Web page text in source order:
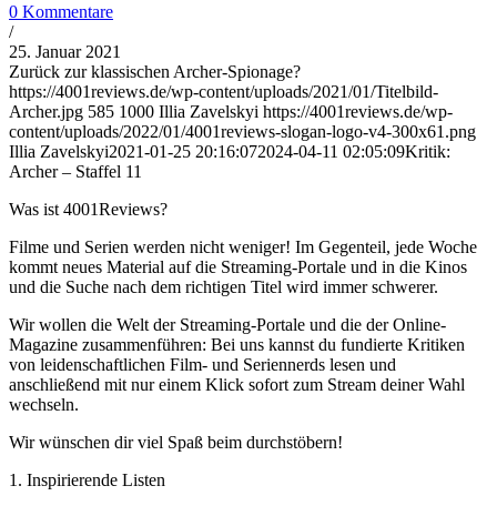
0 Kommentare
/
25. Januar 2021
Zurück zur klassischen Archer-Spionage?
https://4001reviews.de/wp-content/uploads/2021/01/Titelbild-
Archer.jpg 585 1000 Illia Zavelskyi https://4001reviews.de/wp-
content/uploads/2022/01/4001reviews-slogan-logo-v4-300x61.png
Illia Zavelskyi2021-01-25 20:16:072024-04-11 02:05:09Kritik:
Archer – Staffel 11
Was ist 4001Reviews?
Filme und Serien werden nicht weniger! Im Gegenteil, jede Woche
kommt neues Material auf die Streaming-Portale und in die Kinos
und die Suche nach dem richtigen Titel wird immer schwerer.
Wir wollen die Welt der Streaming-Portale und die der Online-
Magazine zusammenführen: Bei uns kannst du fundierte Kritiken
von leidenschaftlichen Film- und Seriennerds lesen und
anschließend mit nur einem Klick sofort zum Stream deiner Wahl
wechseln.
Wir wünschen dir viel Spaß beim durchstöbern!
1. Inspirierende Listen